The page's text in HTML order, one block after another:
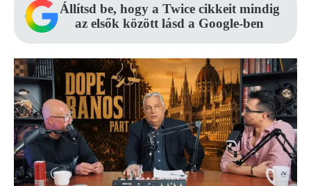
Állítsd be, hogy a Twice cikkeit mindig
az elsők között lásd a Google-ben